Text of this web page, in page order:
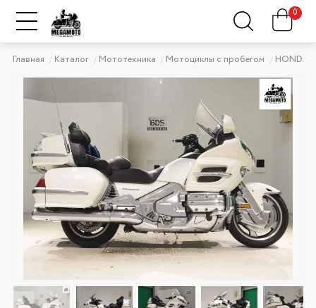
0
Главная Каталог Мототехника Мотоциклы с пробегом HONDA